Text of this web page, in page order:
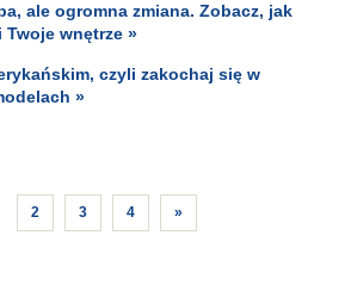
ale ogromna zmiana. Zobacz, jak
wnętrze »
czyli zakochaj się w
»
2 3 4 »